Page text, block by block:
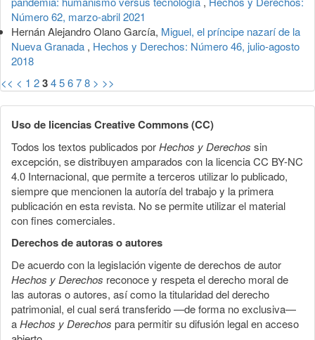
Número 62, marzo-abril 2021
Hernán Alejandro Olano García, Miguel, el príncipe nazarí de la
Nueva Granada , Hechos y Derechos: Número 46, julio-agosto
2018
<< < 1 2345678 > >>
Uso de licencias Creative Commons (CC)
Todos los textos publicados porHechos y Derechos sin
excepción, se distribuyen amparados con la licencia CC BY-NC
4.0 Internacional, que permite a terceros utilizar lo publicado,
siempre que mencionen la autoría del trabajo y la primera
publicación en esta revista. No se permite utilizar el material
con fines comerciales.
Derechos de autoras o autores
De acuerdo con la legislación vigente de derechos de autor
Hechos y Derechos reconoce y respeta el derecho moral de
las autoras o autores, así como la titularidad del derecho
patrimonial, el cual será transferido —de forma no exclusiva—
aHechos y Derechos para permitir su difusión legal en acceso